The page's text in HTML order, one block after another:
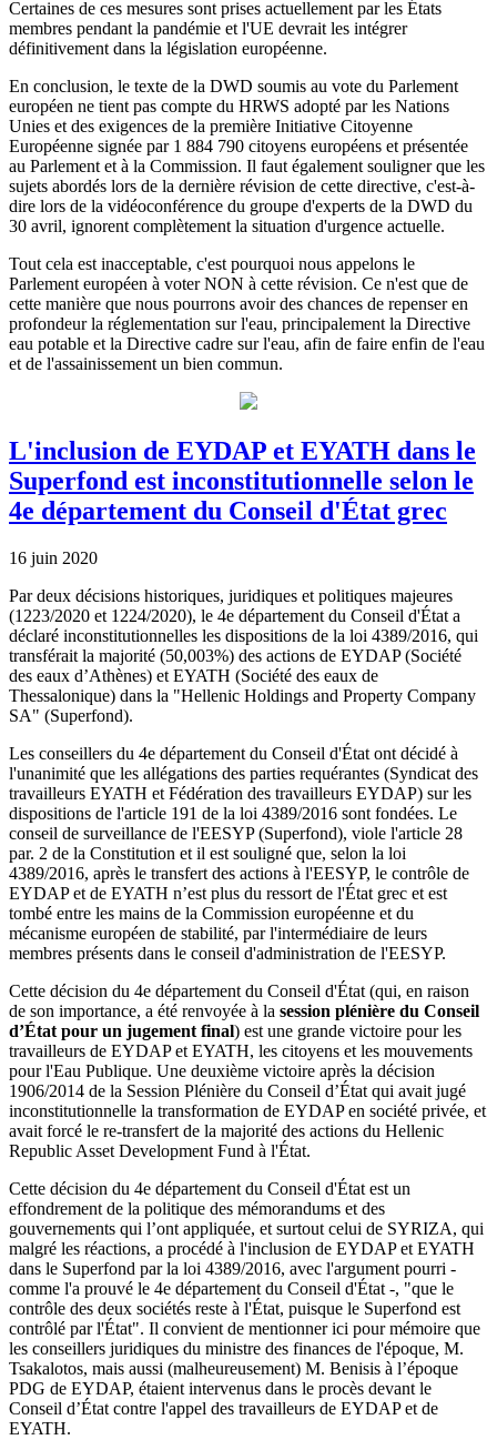
Certaines de ces mesures sont prises actuellement par les États
membres pendant la pandémie et l'UE devrait les intégrer
définitivement dans la législation européenne.
En conclusion, le texte de la DWD soumis au vote du Parlement
européen ne tient pas compte du HRWS adopté par les Nations
Unies et des exigences de la première Initiative Citoyenne
Européenne signée par 1 884 790 citoyens européens et présentée
au Parlement et à la Commission. Il faut également souligner que les
sujets abordés lors de la dernière révision de cette directive, c'est-à-
dire lors de la vidéoconférence du groupe d'experts de la DWD du
30 avril, ignorent complètement la situation d'urgence actuelle.
Tout cela est inacceptable, c'est pourquoi nous appelons le
Parlement européen à voter NON à cette révision. Ce n'est que de
cette manière que nous pourrons avoir des chances de repenser en
profondeur la réglementation sur l'eau, principalement la Directive
eau potable et la Directive cadre sur l'eau, afin de faire enfin de l'eau
et de l'assainissement un bien commun.
L'inclusion de EYDAP et EYATH dans le
Superfond est inconstitutionnelle selon le
4e département du Conseil d'État grec
16 juin 2020
Par deux décisions historiques, juridiques et politiques majeures
(1223/2020 et 1224/2020), le 4e département du Conseil d'État a
déclaré inconstitutionnelles les dispositions de la loi 4389/2016, qui
transférait la majorité (50,003%) des actions de EYDAP (Société
des eaux d’Athènes) et EYATH (Société des eaux de
Thessalonique) dans la "Hellenic Holdings and Property Company
SA" (Superfond).
Les conseillers du 4e département du Conseil d'État ont décidé à
l'unanimité que les allégations des parties requérantes (Syndicat des
travailleurs EYATH et Fédération des travailleurs EYDAP) sur les
dispositions de l'article 191 de la loi 4389/2016 sont fondées. Le
conseil de surveillance de l'EESYP (Superfond), viole l'article 28
par. 2 de la Constitution et il est souligné que, selon la loi
4389/2016, après le transfert des actions à l'EESYP, le contrôle de
EYDAP et de EYATH n’est plus du ressort de l'État grec et est
tombé entre les mains de la Commission européenne et du
mécanisme européen de stabilité, par l'intermédiaire de leurs
membres présents dans le conseil d'administration de l'EESYP.
Cette décision du 4e département du Conseil d'État (qui, en raison
de son importance, a été renvoyée à la session plénière du Conseil
d’État pour un jugement final) est une grande victoire pour les
travailleurs de EYDAP et EYATH, les citoyens et les mouvements
pour l'Eau Publique. Une deuxième victoire après la décision
1906/2014 de la Session Plénière du Conseil d’État qui avait jugé
inconstitutionnelle la transformation de EYDAP en société privée, et
avait forcé le re-transfert de la majorité des actions du Hellenic
Republic Asset Development Fund à l'État.
Cette décision du 4e département du Conseil d'État est un
effondrement de la politique des mémorandums et des
gouvernements qui l’ont appliquée, et surtout celui de SYRIZA, qui
malgré les réactions, a procédé à l'inclusion de EYDAP et EYATH
dans le Superfond par la loi 4389/2016, avec l'argument pourri -
comme l'a prouvé le 4e département du Conseil d'État -, "que le
contrôle des deux sociétés reste à l'État, puisque le Superfond est
contrôlé par l'État". Il convient de mentionner ici pour mémoire que
les conseillers juridiques du ministre des finances de l'époque, M.
Tsakalotos, mais aussi (malheureusement) M. Benisis à l’époque
PDG de EYDAP, étaient intervenus dans le procès devant le
Conseil d’État contre l'appel des travailleurs de EYDAP et de
EYATH.